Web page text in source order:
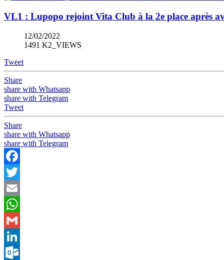
VL1 : Lupopo rejoint Vita Club à la 2e place après
12/02/2022
1491 K2_VIEWS
Tweet
Share
share with Whatsapp
share with Telegram
Tweet
Share
share with Whatsapp
share with Telegram
Facebook
Twitter
Email
WhatsApp
Gmail
LinkedIn